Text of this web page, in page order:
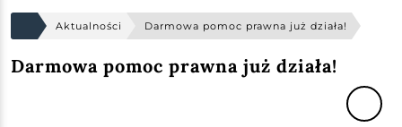
Aktualności Darmowa pomoc prawna już działa!
Darmowa pomoc prawna już działa!